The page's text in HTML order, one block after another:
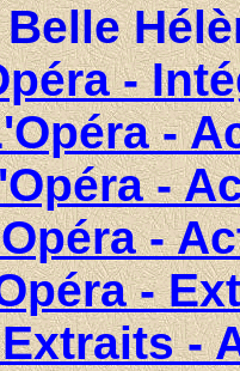
-
-
-
-
-
-